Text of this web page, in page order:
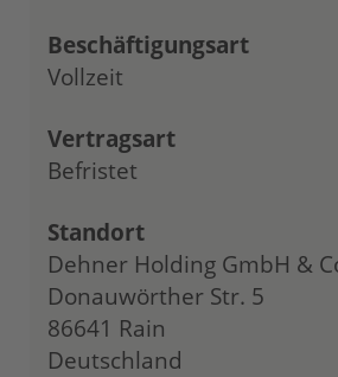
Beschäftigungsart
Vollzeit
Vertragsart
Befristet
Standort
Dehner Holding GmbH &
Donauwörther Str. 5
86641 Rain
Deutschland